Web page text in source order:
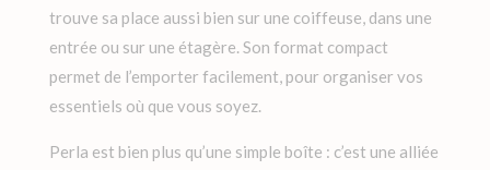
trouve sa place aussi bien sur une coiffeuse, dans une
entrée ou sur une étagère. Son format compact
permet de l’emporter facilement, pour organiser vos
essentiels où que vous soyez.
Perla est bien plus qu’une simple boîte : c’est une alliée